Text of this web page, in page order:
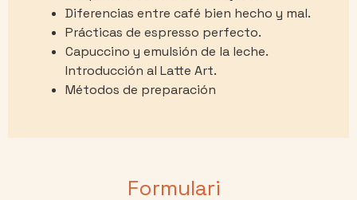
Diferencias entre café bien hecho y mal.
Prácticas de espresso perfecto.
Capuccino y emulsión de la leche.
Introducción al Latte Art.
Métodos de preparación
Formulari